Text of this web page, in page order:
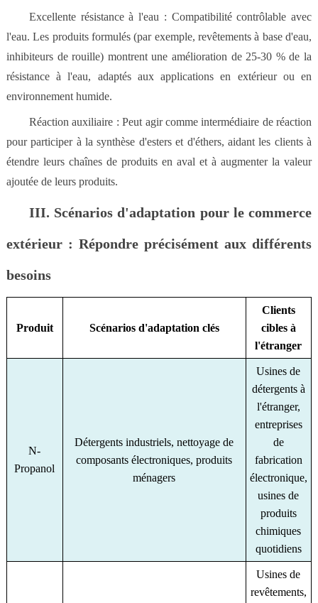
Excellente résistance à l'eau : Compatibilité contrôlable avec
l'eau. Les produits formulés (par exemple, revêtements à base d'eau,
inhibiteurs de rouille) montrent une amélioration de 25-30 % de la
résistance à l'eau, adaptés aux applications en extérieur ou en
environnement humide.
Réaction auxiliaire : Peut agir comme intermédiaire de réaction
pour participer à la synthèse d'esters et d'éthers, aidant les clients à
étendre leurs chaînes de produits en aval et à augmenter la valeur
ajoutée de leurs produits.
III. Scénarios d'adaptation pour le commerce
extérieur : Répondre précisément aux différents
besoins
Produit Scénarios d'adaptation clés
Clients
cibles à
l'étranger
N-
Propanol
Détergents industriels, nettoyage de
composants électroniques, produits
ménagers
Usines de
détergents à
l'étranger,
entreprises
de
fabrication
électronique,
usines de
produits
chimiques
quotidiens
Usines de
revêtements,